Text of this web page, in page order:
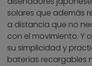
solares que además
a distancia que no
con el movimiento. Y
su simplicidad y
baterías recargables